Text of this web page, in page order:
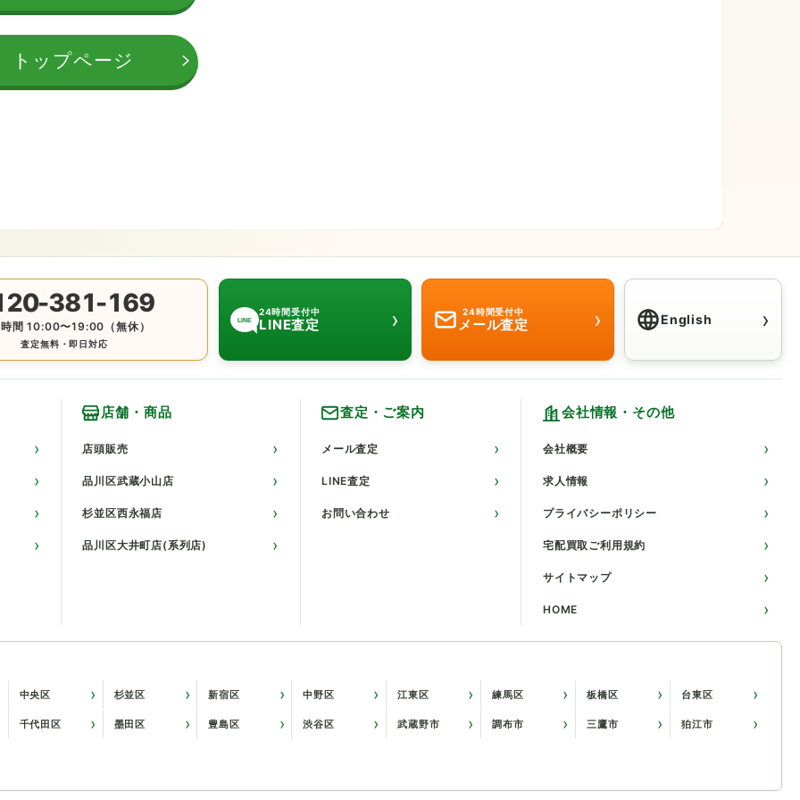
トップページ
381-169
間 10:00〜19:00（無休）
査定無料・即日対応
LINE
24時間受付中
LINE査定 › 24時間受付中
メール査定 › EnglishClick here for
›
店舗・商品
店頭販売
品川区武蔵小山店
杉並区西永福店
品川区大井町店(系列店)
査定・ご案内
メール査定
LINE査定
お問い合わせ
会社情報・その他
会社概要
求人情報
プライバシーポリシー
宅配買取ご利用規約
サイトマップ
HOME
中央区 杉並区 新宿区 中野区 江東区 練馬区 板橋区 台東区
千代田区 墨田区 豊島区 渋谷区 武蔵野市 調布市 三鷹市 狛江市